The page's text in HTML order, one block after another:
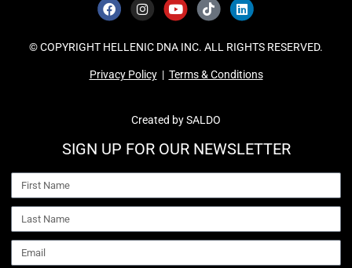
© COPYRIGHT HELLENIC DNA INC. ALL RIGHTS RESERVED.
Privacy Policy| Terms & Conditions
Created bySALDO
SIGN UP FOR OUR NEWSLETTER